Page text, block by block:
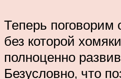
Теперь поговорим
без которой
полноценно
Безусловно, что